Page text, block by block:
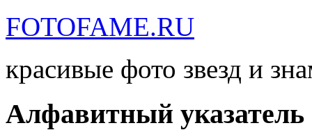
FOTOFAME.RU
красивые фото звезд и
Алфавитный указатель